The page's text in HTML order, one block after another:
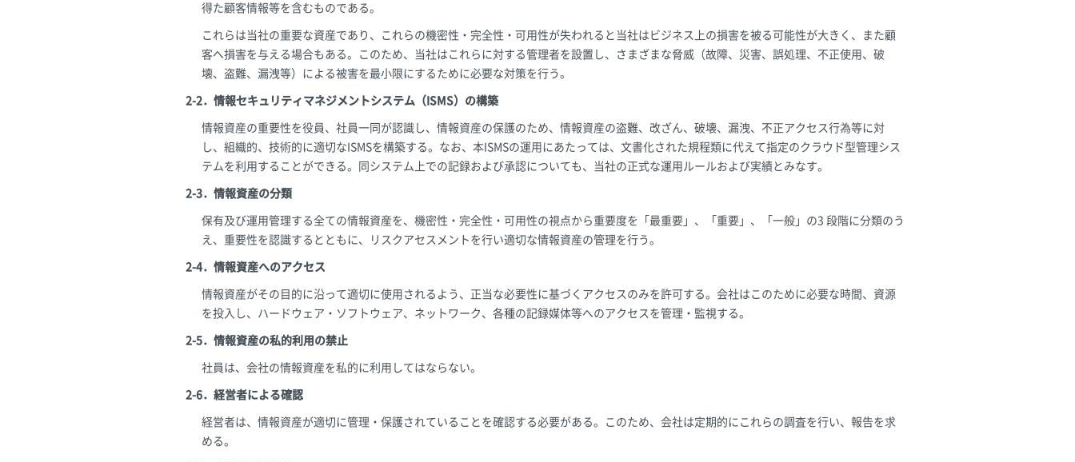
得た顧客情報等を含むものである。
これらは当社の重要な資産であり、これらの機密性・完全性・可用性が失われると当社はビジネス上の損害を被る可能性が大きく、また顧
客へ損害を与える場合もある。このため、当社はこれらに対する管理者を設置し、さまざまな脅威（故障、災害、誤処理、不正使用、破
壊、盗難、漏洩等）による被害を最小限にするために必要な対策を行う。
2-2．情報セキュリティマネジメントシステム（ISMS）の構築
情報資産の重要性を役員、社員一同が認識し、情報資産の保護のため、情報資産の盗難、改ざん、破壊、漏洩、不正アクセス行為等に対
し、組織的、技術的に適切なISMSを構築する。なお、本ISMSの運用にあたっては、文書化された規程類に代えて指定のクラウド型管理シス
テムを利用することができる。同システム上での記録および承認についても、当社の正式な運用ルールおよび実績とみなす。
2-3．情報資産の分類
保有及び運用管理する全ての情報資産を、機密性・完全性・可用性の視点から重要度を「最重要」、「重要」、「一般」の3 段階に分類のう
え、重要性を認識するとともに、リスクアセスメントを行い適切な情報資産の管理を行う。
2-4．情報資産へのアクセス
情報資産がその目的に沿って適切に使用されるよう、正当な必要性に基づくアクセスのみを許可する。会社はこのために必要な時間、資源
を投入し、ハードウェア・ソフトウェア、ネットワーク、各種の記録媒体等へのアクセスを管理・監視する。
2-5．情報資産の私的利用の禁止
社員は、会社の情報資産を私的に利用してはならない。
2-6．経営者による確認
経営者は、情報資産が適切に管理・保護されていることを確認する必要がある。このため、会社は定期的にこれらの調査を行い、報告を求
める。